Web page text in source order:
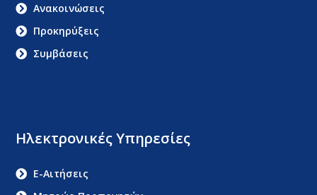
Ηλεκτρονικές Υπηρεσίες
E-Αιτήσεις
Ανακοινώσεις
Προκηρύξεις
Συμβάσεις